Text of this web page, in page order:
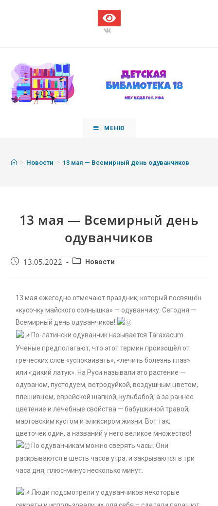
МЕНЮ
> Новости > 13 мая — Всемирный день одуванчиков
13 мая — Всемирный день
одуванчиков
13.05.2022 Новости
13 мая ежегодно отмечают праздник, который посвящён
«кусочку майского солнышка» — одуванчику. Сегодня —
Всемирный день одуванчиков!
По-латински одуванчик называется Taraxacum.
Ученые предполагают, что этот термин произошёл от
греческих слов «успокаивать», «лечить болезнь глаз»
или «дикий латук». На Руси называли это растение —
одуваном, пустодуем, ветродуйкой, воздушным цветом,
плешивцем, еврейской шапкой, кульбабой, а за раннее
цветение и лечебные свойства — бабушкиной травой,
мартовским кустом и эликсиром жизни. Вот так,
цветочек один, а названий у него великое множество!
По одуванчикам можно сверять часы. Они
раскрываются в шесть часов утра, и закрываются в три
часа дня, плюс-минус несколько минут.
Люди подсмотрели у одуванчиков некоторые